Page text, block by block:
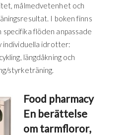
målmedvetenhet och
I boken finns
specifika flöden anpassade
individuella idrotter:
längdåkning och
styrketräning.
Food pharmacy
En berättelse
om tarmfloror,